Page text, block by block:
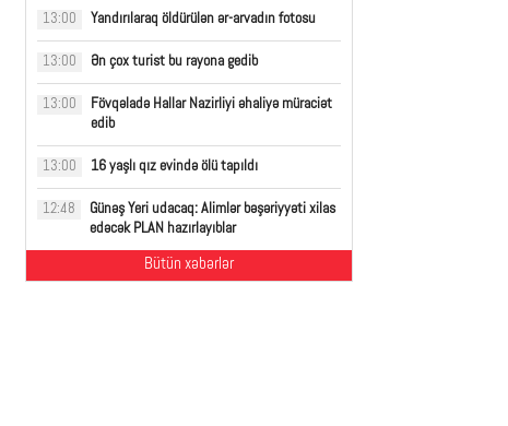
13:00 Yandırılaraq öldürülən ər-arvadın fotosu
13:00 Ən çox turist bu rayona gedib
13:00
Fövqəladə Hallar Nazirliyi əhaliyə müraciət
edib
13:00 16 yaşlı qız evində ölü tapıldı
12:48
Günəş Yeri udacaq: Alimlər bəşəriyyəti xilas
edəcək PLAN hazırlayıblar
Bütün xəbərlər